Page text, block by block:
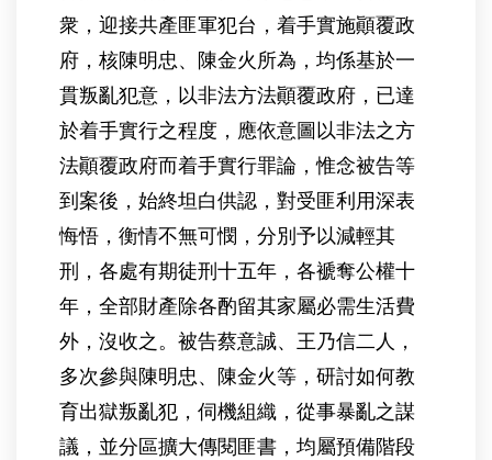
衆，迎接共產匪軍犯台，着手實施顚覆政
府，核陳明忠、陳金火所為，均係基於一
貫叛亂犯意，以非法方法顚覆政府，已達
於着手實行之程度，應依意圖以非法之方
法顚覆政府而着手實行罪論，惟念被告等
到案後，始終坦白供認，對受匪利用深表
悔悟，衡情不無可憫，分別予以減輕其
刑，各處有期徒刑十五年，各褫奪公權十
年，全部財產除各酌留其家屬必需生活費
外，沒收之。被告蔡意誠、王乃信二人，
多次參與陳明忠、陳金火等，研討如何教
育出獄叛亂犯，伺機組織，從事暴亂之謀
議，並分區擴大傳閱匪書，均屬預備階段